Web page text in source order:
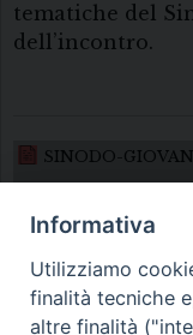
tematiche del
dell’incontro.
SINODO-
Informativa
Utilizziamo
finalità tecniche
altre finalità